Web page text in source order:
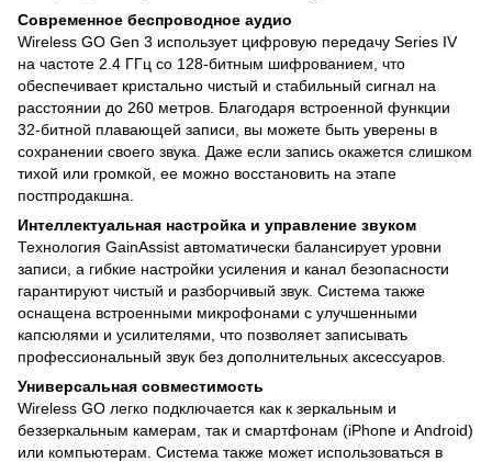
Современное беспроводное аудио
Wireless GO Gen 3 использует цифровую передачу Series IV
на частоте 2.4 ГГц со 128-битным шифрованием, что
обеспечивает кристально чистый и стабильный сигнал на
расстоянии до 260 метров. Благодаря встроенной функции
32-битной плавающей записи, вы можете быть уверены в
сохранении своего звука. Даже если запись окажется слишком
тихой или громкой, ее можно восстановить на этапе
постпродакшна.
Интеллектуальная настройка и управление звуком
Технология GainAssist автоматически балансирует уровни
записи, а гибкие настройки усиления и канал безопасности
гарантируют чистый и разборчивый звук. Система также
оснащена встроенными микрофонами с улучшенными
капсюлями и усилителями, что позволяет записывать
профессиональный звук без дополнительных аксессуаров.
Универсальная совместимость
Wireless GO легко подключается как к зеркальным и
беззеркальным камерам, так и смартфонам (iPhone и Android)
или компьютерам. Система также может использоваться в